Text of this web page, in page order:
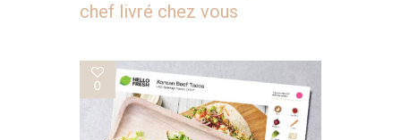
chef livré chez vous
0